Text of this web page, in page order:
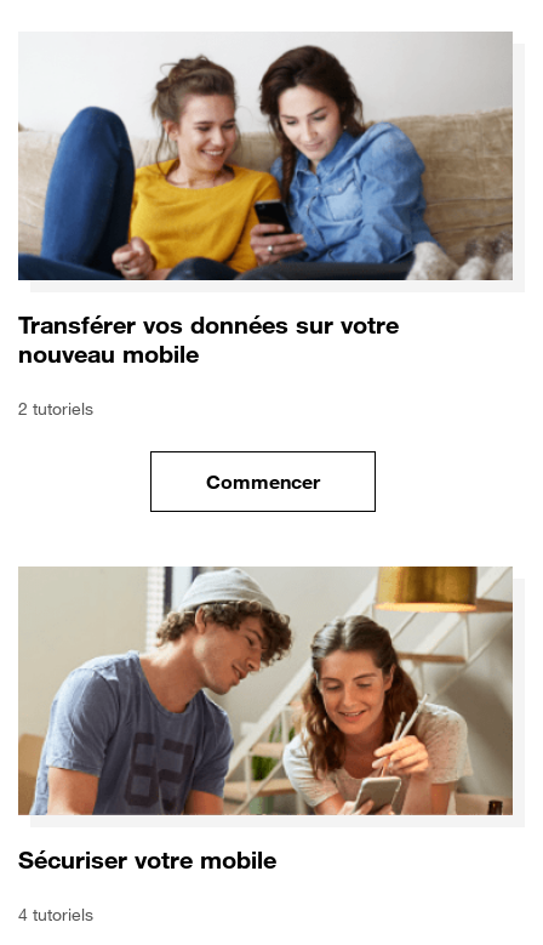
Transférer vos données sur votre
nouveau mobile
2 tutoriels
Commencerle tuto pour Transférer vos
Sécuriser votre mobile
4 tutoriels